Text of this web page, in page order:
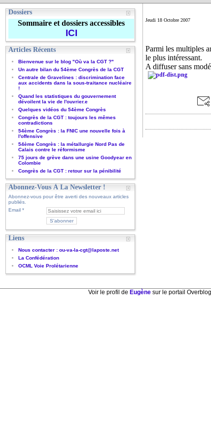
Dossiers
Sommaire et dossiers accessibles
ICI
Articles Récents
Bienvenue sur le blog "Où va la CGT ?"
Un autre bilan du 54ème Congrès de la CGT
Centrale de Gravelines : discrimination face
aux accidents dans la sous-traitance nucléaire
!
Quand les statistiques du gouvernement
dévoilent la vie de l'ouvrier.e
Quelques vidéos du 54ème Congrès
Congrès de la CGT : toujours les mêmes
contradictions
54ème Congrès : la FNIC une nouvelle fois à
l'offensive
54ème Congrès : la métallurgie Nord Pas de
Calais contre le réformisme
75 jours de grève dans une usine Goodyear en
Colombie
Congrès de la CGT : retour sur la pénibilité
Abonnez-Vous À La Newsletter !
Abonnez-vous pour être averti des nouveaux articles
publiés.
Email
Liens
Nous contacter : ou-va-la-cgt@laposte.net
La Confédération
OCML Voie Prolétarienne
Jeudi 18 Octobre 2007
Parmi les multiples
le plus intéressant.
A diffuser sans
Voir le profil de Eugène sur le portail Overblog